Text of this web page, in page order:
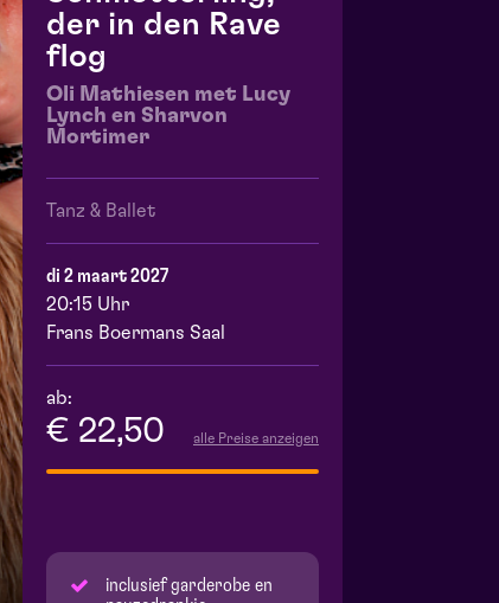
der in den Rave
flog
Oli Mathiesen met Lucy
Lynch en Sharvon
Mortimer
Tanz & Ballet
di 2 maart 2027
20:15 Uhr
Frans Boermans Saal
ab:
€ 22,50 alle Preise anzeigen
inclusief garderobe en